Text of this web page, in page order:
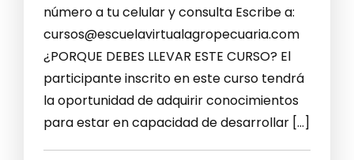
número a tu celular y consulta Escribe a:
cursos@escuelavirtualagropecuaria.com
¿PORQUE DEBES LLEVAR ESTE CURSO? El
participante inscrito en este curso tendrá
la oportunidad de adquirir conocimientos
para estar en capacidad de desarrollar […]